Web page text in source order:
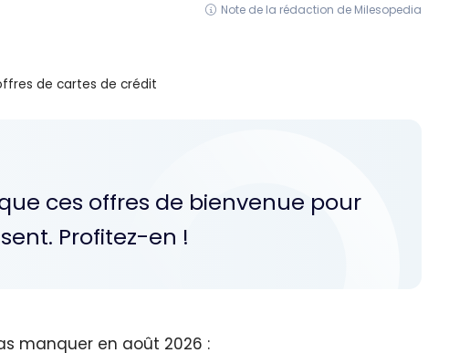
Note de la rédaction de Milesopedia
de cartes de crédit
ces offres de bienvenue pour
Profitez-en !
manquer en août 2026 :